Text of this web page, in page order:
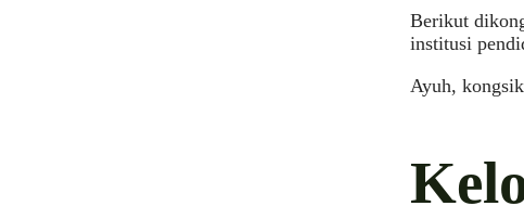
Berikut
institusi
Ayuh,